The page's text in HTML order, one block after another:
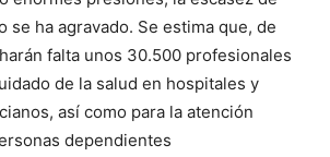
se ha agravado. Se estima que, de
falta unos 30.500 profesionales
de la salud en hospitales y
así como para la atención
dependientes